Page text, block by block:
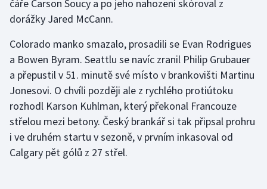
čáře Carson Soucy a po jeho nahození skóroval z
dorážky Jared McCann.
Colorado manko smazalo, prosadili se Evan Rodrigues
a Bowen Byram. Seattlu se navíc zranil Philip Grubauer
a přepustil v 51. minutě své místo v brankovišti Martinu
Jonesovi. O chvíli později ale z rychlého protiútoku
rozhodl Karson Kuhlman, který překonal Francouze
střelou mezi betony. Český brankář si tak připsal prohru
i ve druhém startu v sezoně, v prvním inkasoval od
Calgary pět gólů z 27 střel.